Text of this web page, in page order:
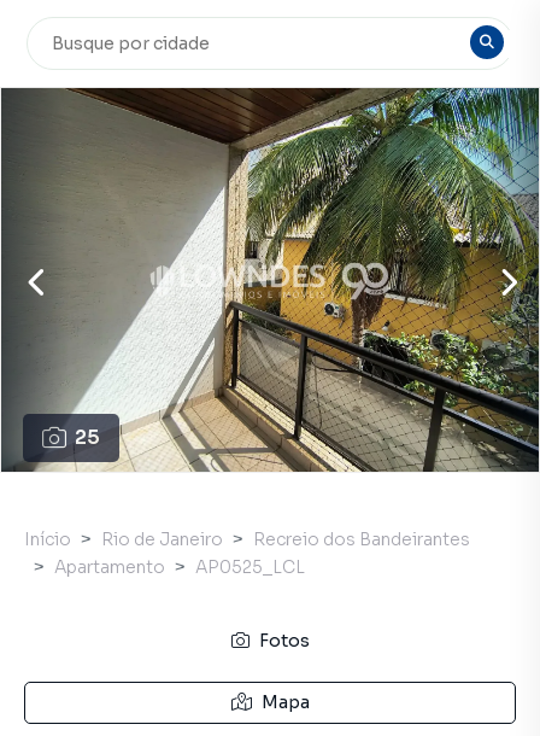
25
Início Rio de Janeiro
Recreio dos Bandeirantes
Apartamento
AP0525_LCL
Fotos
Mapa